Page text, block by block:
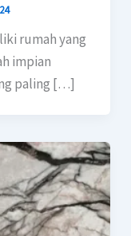
rumah yang
impian
paling […]